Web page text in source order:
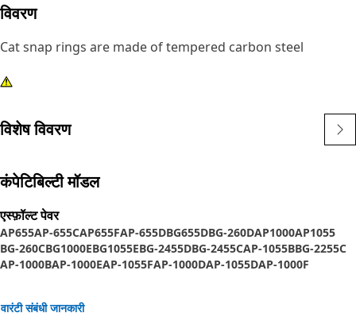
विवरण
Cat snap rings are made of tempered carbon steel
विशेष विवरण
कंपेटिबिल्टी मॉडल
एस्‍फ़ॉल्‍ट पेवर
AP655AP-655CAP655FAP-655DBG655DBG-260DAP1000AP1055
BG-260CBG1000EBG1055EBG-2455DBG-2455CAP-1055BBG-2255C
AP-1000BAP-1000EAP-1055FAP-1000DAP-1055DAP-1000F
वारंटी संबंधी जानकारी